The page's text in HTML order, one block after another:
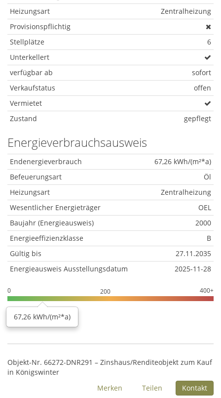
Heizungsart
Zentralheizung
Provisionspflichtig
Stellplätze
6
Unterkellert
verfügbar ab
sofort
Verkaufstatus
offen
Vermietet
Zustand
gepflegt
Energieverbrauchsausweis
Endenergieverbrauch
67,26 kWh/(m²*a)
Befeuerungsart
Öl
Heizungsart
Zentralheizung
Wesentlicher Energieträger
OEL
Baujahr (Energieausweis)
2000
Energieeffizienzklasse
B
Gültig bis
27.11.2035
Energieausweis Ausstellungsdatum
2025-11-28
0 200 400+
Objekt-Nr. 66272-DNR291 – Zinshaus/Renditeobjekt zum Kauf
in Königswinter
Merken
Teilen Kontakt
67,26 kWh/(m²*a)